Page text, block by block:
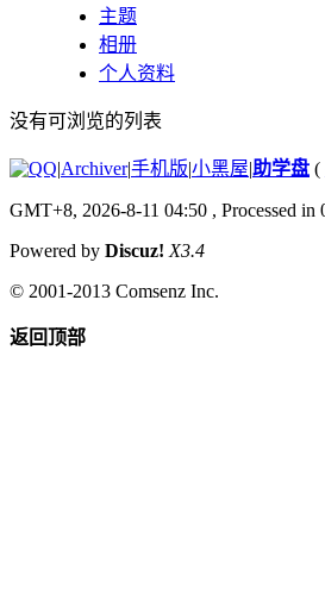
主题
相册
个人资料
没有可浏览的列表
|Archiver|手机版|小黑屋|助学盘 (
GMT+8, 2026-8-11 04:50 , Processed in
Powered by Discuz! X3.4
© 2001-2013 Comsenz Inc.
返回顶部